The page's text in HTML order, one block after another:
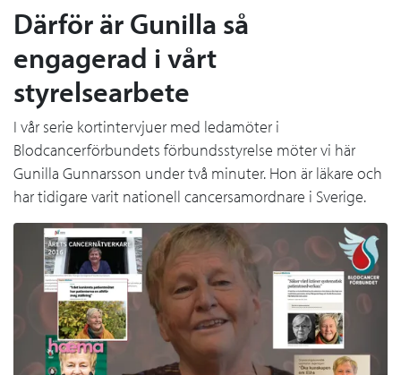
Därför är Gunilla så
engagerad i vårt
styrelsearbete
I vår serie kortintervjuer med ledamöter i
Blodcancerförbundets förbundsstyrelse möter vi här
Gunilla Gunnarsson under två minuter. Hon är läkare och
har tidigare varit nationell cancersamordnare i Sverige.